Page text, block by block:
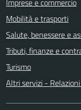
Mobilità e trasporti
Salute, benessere e
Tributi, finanze e
Turismo
Altri servizi -